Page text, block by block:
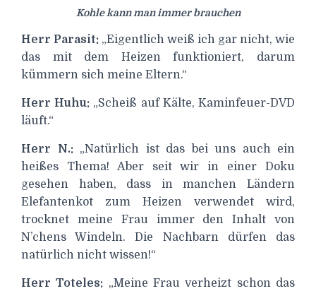
Kohle kann man immer brauchen
Herr Parasit: „Eigentlich weiß ich gar nicht, wie
das mit dem Heizen funktioniert, darum
kümmern sich meine Eltern.“
Herr Huhu: „Scheiß auf Kälte, Kaminfeuer-DVD
läuft.“
Herr N.:„Natürlich ist das bei uns auch ein
heißes Thema! Aber seit wir in einer Doku
gesehen haben, dass in manchen Ländern
Elefantenkot zum Heizen verwendet wird,
trocknet meine Frau immer den Inhalt von
N’chens Windeln. Die Nachbarn dürfen das
natürlich nicht wissen!“
Herr Toteles: „Meine Frau verheizt schon das